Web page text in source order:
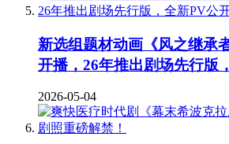
新选组题材动画《风之继承
开播，26年推出剧场先行版
2026-05-04